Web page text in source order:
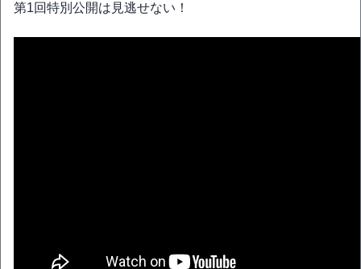
第1回特別公開は見逃せない！